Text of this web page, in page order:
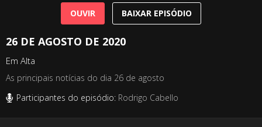
26 DE AGOSTO DE 2020
Em Alta
As principais notícias do dia 26 de agosto
Participantes do episódio: Rodrigo Cabello
OUVIR BAIXAR EPISÓDIO